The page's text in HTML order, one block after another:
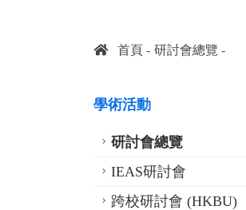
首頁 研討會總覽
學術活動
研討會總覽
IEAS研討會
跨校研討會 (HKBU)